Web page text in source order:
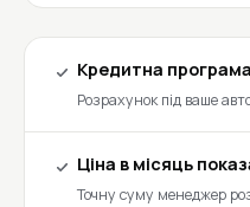
Кредитна програма
Розрахунок під ваше
Ціна в місяць
Точну суму менеджер